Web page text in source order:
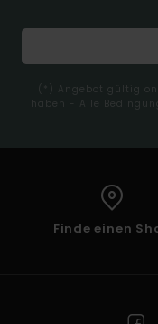
(*) Angebot gültig
haben - Alle
Finde einen